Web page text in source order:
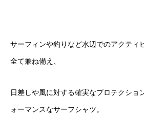
サーフィンや釣りなど水辺でのアクティ
全て兼ね備え、
日差しや風に対する確実なプロテクショ
ォーマンスなサーフシャツ。